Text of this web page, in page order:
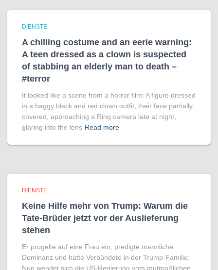
DIENSTE
A chilling costume and an eerie warning:
A teen dressed as a clown is suspected
of stabbing an elderly man to death –
#terror
It looked like a scene from a horror film: A figure dressed
in a baggy black and red clown outfit, their face partially
covered, approaching a Ring camera late at night,
glaring into the lens Read more
DIENSTE
Keine Hilfe mehr von Trump: Warum die
Tate-Brüder jetzt vor der Auslieferung
stehen
Er prügelte auf eine Frau ein, predigte männliche
Dominanz und hatte Verbündete in der Trump-Familie:
Nun wendet sich die US-Regierung vom mutmaßlichen